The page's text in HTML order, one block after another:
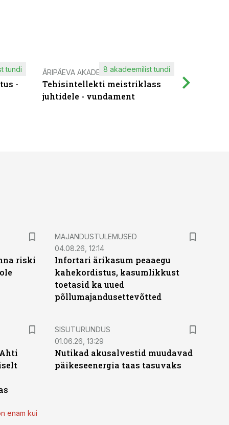
-
tundi ÄRIPÄEVA AKADEEMIA
Tehisintellekti meistriklass
juhtidele - vundament
8 akadeemilist tundi
riski
MAJANDUSTULEMUSED
04.08.26, 12:14
Infortari ärikasum peaaegu
kahekordistus, kasumlikkust
toetasid ka uued
põllumajandusettevõtted
enam kui
ST
SISUTURUNDUS
01.06.26, 13:29
Nutikad akusalvestid muudavad
päikeseenergia taas tasuvaks